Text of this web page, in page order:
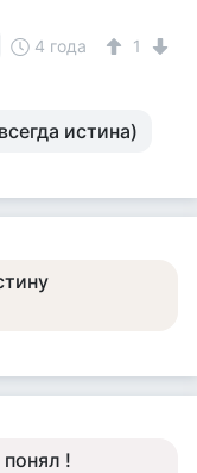
4 года 1
истина)
понял !